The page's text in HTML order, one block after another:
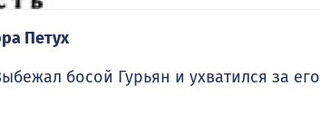
Петух
босой Гурьян и ухватился за его